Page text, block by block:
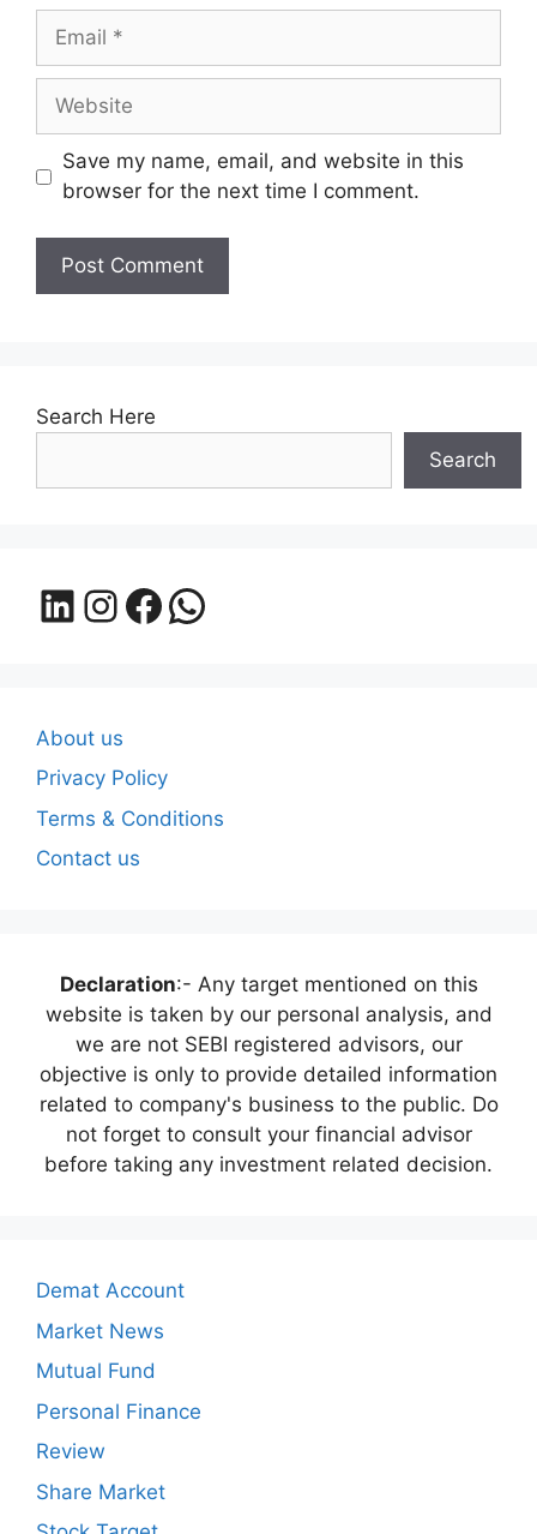
Email
Website
Save my name, email, and website in this
browser for the next time I comment.
Search Here
Search
LinkedIn
Instagram
Facebook
WhatsApp
About us
Privacy Policy
Terms & Conditions
Contact us
Declaration:- Any target mentioned on this
website is taken by our personal analysis, and
we are not SEBI registered advisors, our
objective is only to provide detailed information
related to company's business to the public. Do
not forget to consult your financial advisor
before taking any investment related decision.
Demat Account
Market News
Mutual Fund
Personal Finance
Review
Share Market